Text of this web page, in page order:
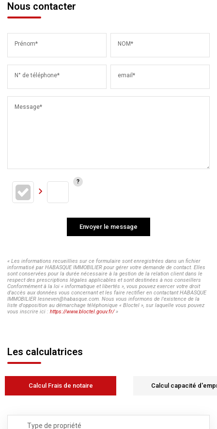
Nous contacter
Prénom* NOM*
N° de téléphone* email*
Message*
Envoyer le message
« Les informations recueillies sur ce formulaire sont enregistrées dans un fichier
informatisé par HABASQUE IMMOBILIER pour gérer votre demande de contact. Elles
sont conservées pour la durée nécessaire à la gestion de la relation client dans le
respect des prescriptions légales applicables et sont destinées à nos conseillers
Conformément à la loi « informatique et libertés », vous pouvez exercer votre droit
d'accès aux données vous concernant et les faire rectifier en contactant HABASQUE
IMMOBILIER lesneven@habasque.com. Nous vous informons de l'existence de la
liste d'opposition au démarchage téléphonique « Bloctel », sur laquelle vous pouvez
vous inscrire ici : https://www.bloctel.gouv.fr/»
Les calculatrices
Calcul Frais de notaire Calcul capacité